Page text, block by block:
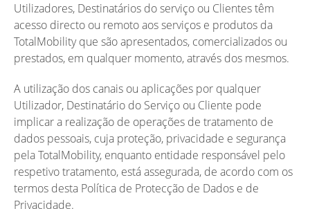
Utilizadores, Destinatários do serviço ou Clientes têm
acesso directo ou remoto aos serviços e produtos da
TotalMobility que são apresentados, comercializados ou
prestados, em qualquer momento, através dos mesmos.
A utilização dos canais ou aplicações por qualquer
Utilizador, Destinatário do Serviço ou Cliente pode
implicar a realização de operações de tratamento de
dados pessoais, cuja proteção, privacidade e segurança
pela TotalMobility, enquanto entidade responsável pelo
respetivo tratamento, está assegurada, de acordo com os
termos desta Política de Protecção de Dados e de
Privacidade.